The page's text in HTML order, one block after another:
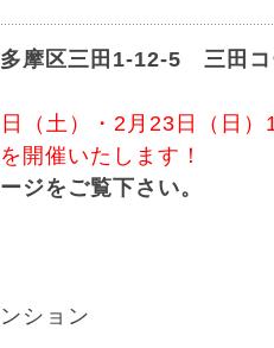
多摩区三田1-12-5 三
（土）・2月23日（日
開催いたします！
ジをご覧下さい。
ション